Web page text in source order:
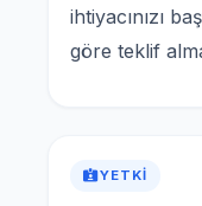
ihtiyacınızı
göre teklif
YETKI